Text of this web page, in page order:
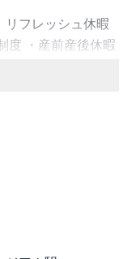
リフレッシュ休暇
度 ・産前産後休暇
身赴任手当 ・赴
等の割引制度
再雇用制度 ・制服
金・雇用保険・労